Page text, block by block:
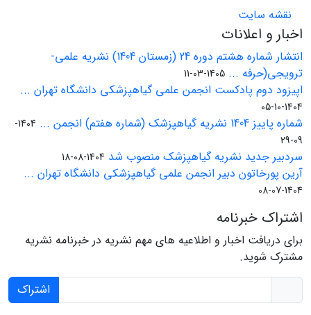
نقشه سایت
اخبار و اعلانات
انتشار شماره هشتم دوره 24 (زمستان 1404) نشریه علمی-
ترویجی(حرفه ... 1405-03-11
اپیزود دوم پادکست انجمن علمی گیاهپزشکی دانشگاه تهران ...
1404-10-05
شماره پاییز 1404 نشریه گیاهپزشک (شماره هفتم) انجمن ...
1404-
09-29
سردبیر جدید نشریه گیاهپزشک منصوب شد 1404-08-18
آرین پورخاتون دبیر انجمن علمی گیاهپزشکی دانشگاه تهران ...
1404-07-08
اشتراک خبرنامه
برای دریافت اخبار و اطلاعیه های مهم نشریه در خبرنامه نشریه
مشترک شوید.
اشتراک